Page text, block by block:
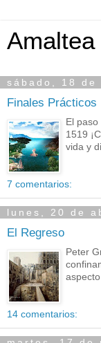
sábado, 18 de
Finales Prácticos
El
1519
vida y
7 comentarios:
lunes, 20 de
El Regreso
Peter
14 comentarios: